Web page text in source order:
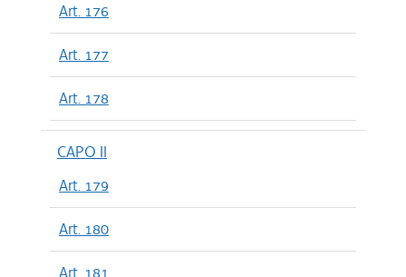
Art. 176
Art. 177
Art. 178
CAPO II
Art. 179
Art. 180
Art. 181